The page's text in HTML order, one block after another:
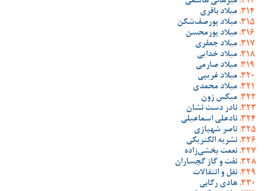
میلاد باقری
میلاد پورصف‌شکن
میلاد پورمحسن
میلاد جعفری
میلاد خدایی
میلاد صارمی
میلاد غریبی
میلاد محمدی
میکس زون
نادر دست نشان
نادعلی اسماعیلی
ناصر شهبازی
نشریه الکتریکی
نعمت بخشی‌زاده
نفت و گاز گچساران
نقل و انتقالات
هادی رکابی